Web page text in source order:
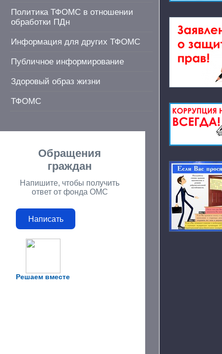
Политика ТФОМС в отношении
обработки ПДн
Информация для других ТФОМС
Публичное информирование
Здоровый образ жизни
ТФОМС
Решаем вместе
Обращения
граждан
Напишите, чтобы получить
ответ от фонда ОМС
Написать